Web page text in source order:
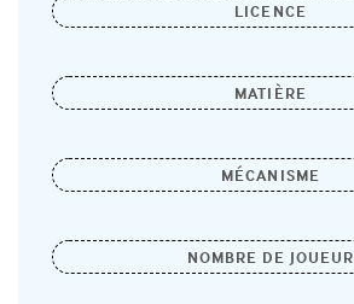
LICENCE
MATIÈRE
MÉCANISME
NOMBRE DE JOUEUR